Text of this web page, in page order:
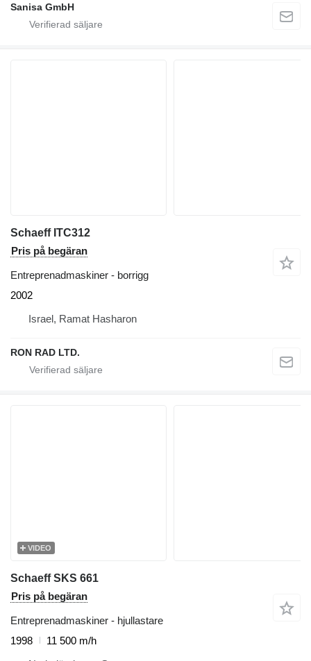
Sanisa GmbH
Schaeff ITC312
Pris på begäran
Entreprenadmaskiner - borrigg
2002
Israel, Ramat Hasharon
RON RAD LTD.
VIDEO
Schaeff SKS 661
Pris på begäran
Entreprenadmaskiner - hjullastare
1998
11 500 m/h